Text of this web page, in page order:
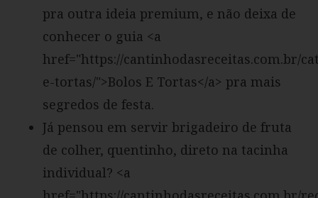
pra outra ideia premium, e não deixa de
conhecer o guia <a
href="https://cantinhodasreceitas.com.br/
e-tortas/">Bolos E Tortas</a> pra mais
segredos de festa.
Já pensou em servir brigadeiro de fruta
de colher, quentinho, direto na tacinha
individual? <a